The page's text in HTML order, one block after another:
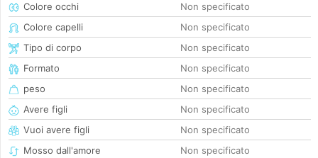
Colore occhi
Non specificato
Colore capelli
Non specificato
Tipo di corpo
Non specificato
Formato
Non specificato
peso
Non specificato
Avere figli
Non specificato
Vuoi avere figli
Non specificato
Mosso dall'amore
Non specificato